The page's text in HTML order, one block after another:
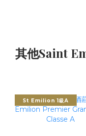
其他Saint
St Emilion 1級A